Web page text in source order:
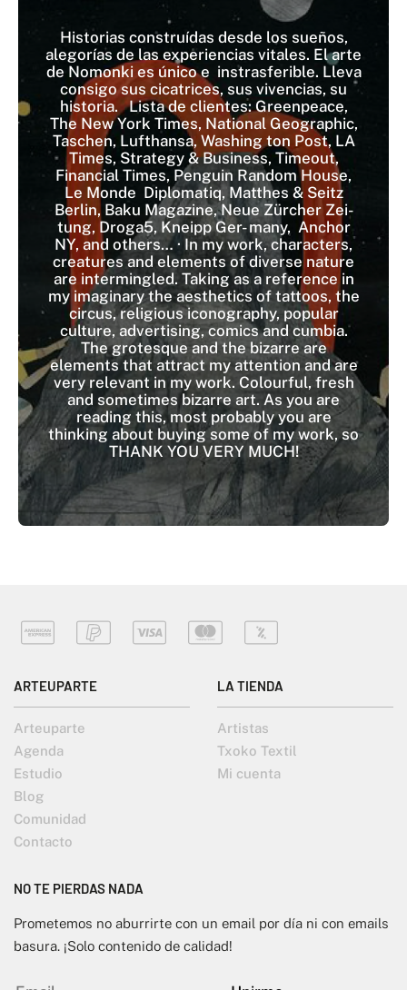
Historias construídas desde los sueños,
alegorías de las experiencias vitales. El arte
de Nomonki es único e instrasferible. Lleva
consigo sus cicatrices, sus vivencias, su
historia. Lista de clientes: Greenpeace,
The New York Times, National Geographic,
Taschen, Lufthansa, Washing ton Post, LA
Times, Strategy & Business, Timeout,
Financial Times, Penguin Random House,
Le Monde Diplomatiq, Matthes & Seitz
Berlin, Baku Magazine, Neue Zürcher Zei-
tung, Droga5, Kneipp Ger- many, Anchor
NY, and others… · In my work, characters,
creatures and elements of diverse nature
are intermingled. Taking as a reference in
my imaginary the aesthetics of tattoos, the
circus, religious iconography, popular
culture, advertising, comics and cumbia.
The grotesque and the bizarre are
elements that attract my attention and are
very relevant in my work. Colourful, fresh
and sometimes bizarre art. As you are
reading this, most probably you are
thinking about buying some of my work, so
THANK YOU VERY MUCH!
ARTEUPARTE
Arteuparte
Agenda
Estudio
Blog
Comunidad
Contacto
LA TIENDA
Artistas
Txoko Textil
Mi cuenta
NO TE PIERDAS NADA
Prometemos no aburrirte con un email por día ni con emails
basura. ¡Solo contenido de calidad!